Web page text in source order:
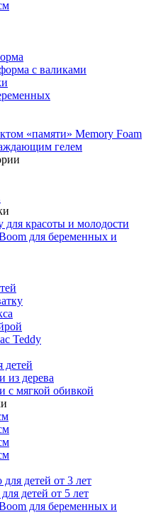
с валиками
«памяти» Memory Foam
гелем
красоты и молодости
для беременных и
Teddy
детей
из дерева
с мягкой обивкой
детей от 3 лет
детей от 5 лет
для беременных и